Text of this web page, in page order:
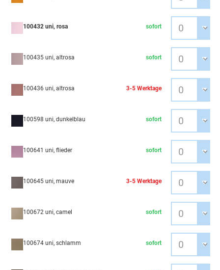
100432 uni, rosa sofort
100435 uni, altrosa sofort
100436 uni, altrosa 3-5 Werktage
100598 uni, dunkelblau sofort
100641 uni, flieder sofort
100645 uni, mauve 3-5 Werktage
100672 uni, camel sofort
100674 uni, schlamm sofort